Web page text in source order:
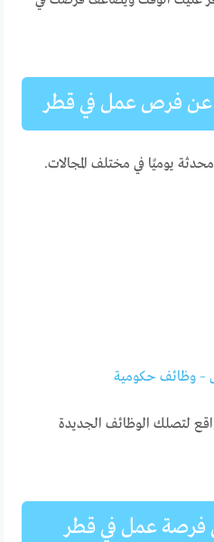
عن فرص عمل في قطر
يوميًا في مختلف المجالات.
– وظائف حكومية
لتصلك الوظائف الجديدة
عمل في قطر